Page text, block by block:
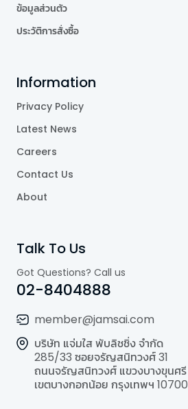
ข้อมูลส่วนตัว
ประวัติการสั่งซื้อ
Information
Privacy Policy
Latest News
Careers
Contact Us
About
Talk To Us
Got Questions? Call us
02-8404888
member@jamsai.com
บริษัท แจ่มใส พับลิชชิ่ง จำกัด
285/33 ซอยจรัญสนิทวงศ์ 31
ถนนจรัญสนิทวงศ์ แขวงบางขุนศรี
เขตบางกอกน้อย กรุงเทพฯ 10700